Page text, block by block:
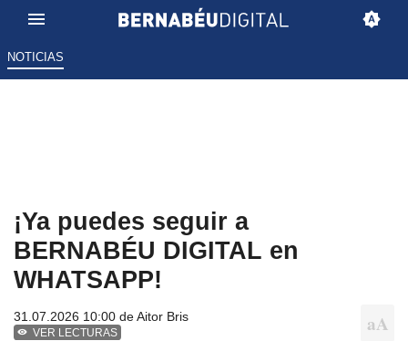
NOTICIAS
¡Ya puedes seguir a
BERNABÉU DIGITAL en
WHATSAPP!
31.07.2026 10:00 deAitor Bris
VER LECTURAS